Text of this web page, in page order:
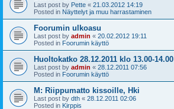
Last post by Pette « 21.03.2012 14:19
Posted in Näyttelyt ja muu harrastaminen
Foorumin ulkoasu
Last post by admin « 20.02.2012 19:11
Posted in Foorumin käyttö
Huoltokatko 28.12.2011 klo 13.00-14.00
Last post by admin « 28.12.2011 07:56
Posted in Foorumin käyttö
M: Riippumatto kissoille, Hki
Last post by dth « 28.12.2011 02:06
Posted in Kirppis